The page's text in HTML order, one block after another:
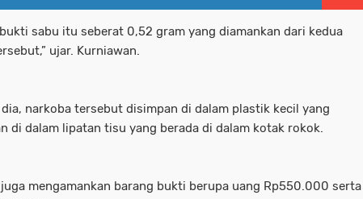
sabu itu seberat 0,52 gram yang diamankan dari kedua
ujar. Kurniawan.
narkoba tersebut disimpan di dalam plastik kecil yang
di dalam lipatan tisu yang berada di dalam kotak rokok.
mengamankan barang bukti berupa uang Rp550.000 serta